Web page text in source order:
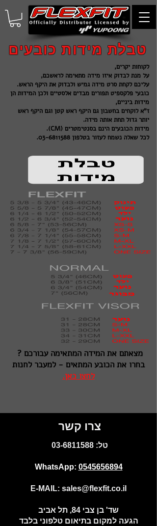
טבלת מידות כובעים
לקוחות יקרים,
על מנת לבדוק איזו מידה מתאימה לראשכם,
עליכם לקחת סרט מידה גמיש ולבדוק את היקף הראש.
כובעי פלקספיט תפורים מבדים אלסטיים ולכן המידות הן
מידות ביניים,
ז"א לוקחים בחשבון גם היקף ראש קטן וגם היקף ראש
יותר גדול תחת אותה מידה.
מידות הכובעים הינם בסנטימטרים (CMׁׂ).
לכל שאלה נשמח לעזור בטלפון 03-6811588
.
מצאתם את המידה המתאימה עבורכם ?
בחרו את הכובע המתאים - למעבר לחנות
לחצו כאן.
צרו קשר
03-6811588 :טל
WhatsApp: 0545656894
E-MAIL: sales@flexfit.co.il
שד' בן צבי 84, תל אביב
הגעה למקום בתיאום טלפוני בלבד